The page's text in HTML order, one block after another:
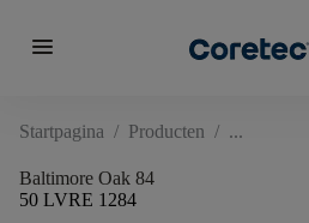
menu
Startpagina / Producten /
Baltimore Oak 84
50 LVRE 1284